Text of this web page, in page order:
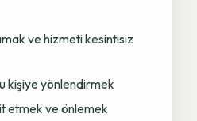
ve hizmeti kesintisiz
kişiye yönlendirmek
etmek ve önlemek